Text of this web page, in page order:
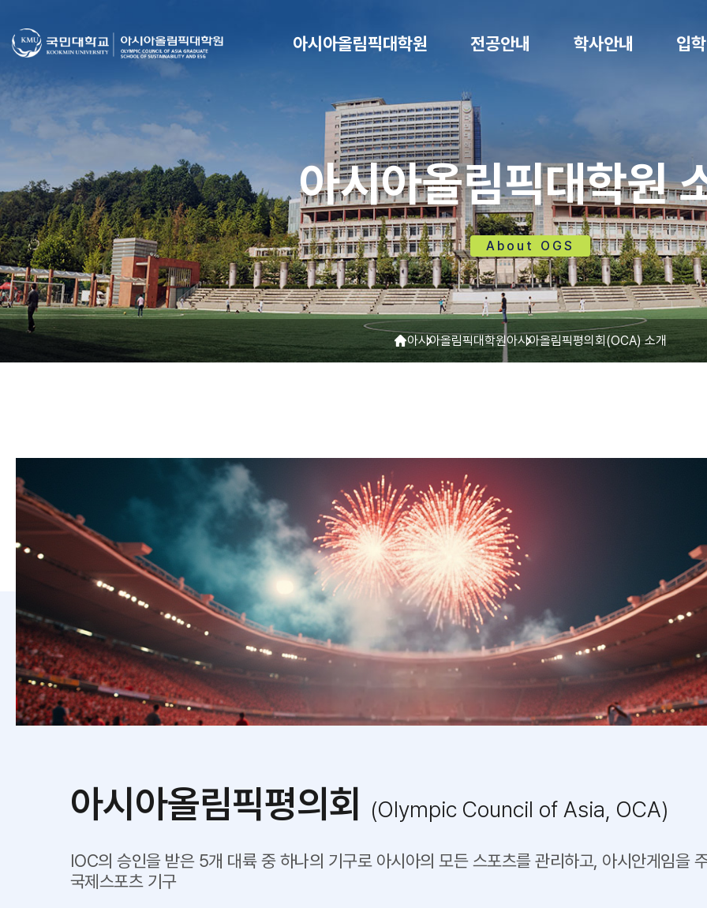
아시아올림픽대학원 전공안내 학사안내 입
아시아올림픽대학원
About OGS
아시아올림픽대학원아시아올림픽평의회(OCA) 소개
아시아올림픽평의회 (Olympic Council of Asia, OCA)
IOC의 승인을 받은 5개 대륙 중 하나의 기구로 아시아의 모든 스포츠를 관리하고, 아시안게임을
국제스포츠 기구